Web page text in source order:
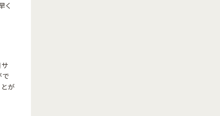
く
で
が